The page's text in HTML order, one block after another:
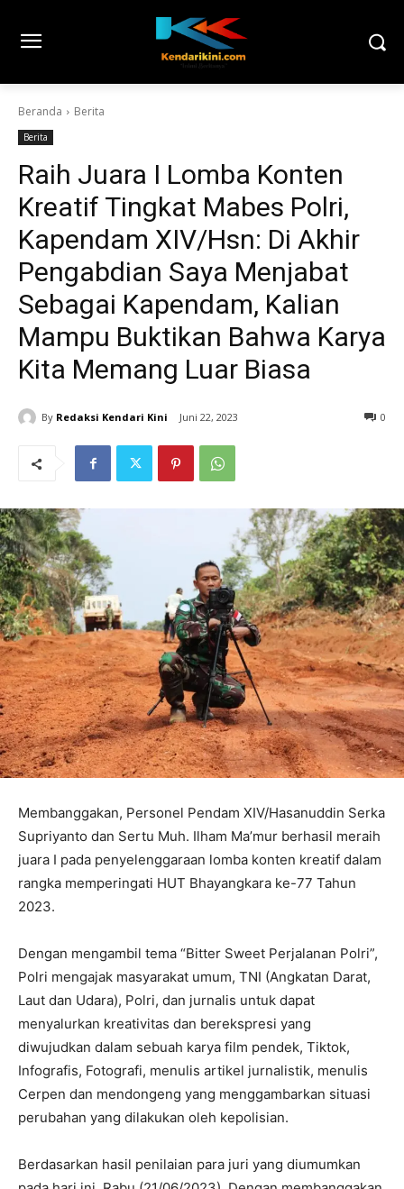
Beranda Berita
Berita
Raih Juara I Lomba Konten
Kreatif Tingkat Mabes Polri,
Kapendam XIV/Hsn: Di Akhir
Pengabdian Saya Menjabat
Sebagai Kapendam, Kalian
Mampu Buktikan Bahwa Karya
Kita Memang Luar Biasa
By Redaksi Kendari Kini Juni 22, 2023 0
Membanggakan, Personel Pendam XIV/Hasanuddin Serka
Supriyanto dan Sertu Muh. Ilham Ma’mur berhasil meraih
juara I pada penyelenggaraan lomba konten kreatif dalam
rangka memperingati HUT Bhayangkara ke-77 Tahun
2023.
Dengan mengambil tema “Bitter Sweet Perjalanan Polri”,
Polri mengajak masyarakat umum, TNI (Angkatan Darat,
Laut dan Udara), Polri, dan jurnalis untuk dapat
menyalurkan kreativitas dan berekspresi yang
diwujudkan dalam sebuah karya film pendek, Tiktok,
Infografis, Fotografi, menulis artikel jurnalistik, menulis
Cerpen dan mendongeng yang menggambarkan situasi
perubahan yang dilakukan oleh kepolisian.
Berdasarkan hasil penilaian para juri yang diumumkan